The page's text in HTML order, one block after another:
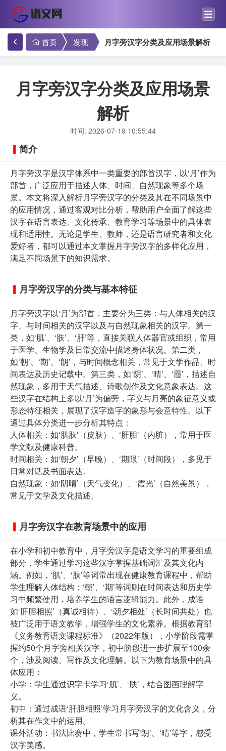
首页 发现 月字旁汉字分类及应用场景解析
月字旁汉字分类及应用场景
解析
时间: 2026-07-19 10:55:44
简介
月字旁汉字是汉字体系中一类重要的部首汉字，以‘月’作为
部首，广泛应用于描述人体、时间、自然现象等多个场
景。本文将深入解析月字旁汉字的分类及其在不同场景中
的应用情况，通过客观对比分析，帮助用户全面了解这些
汉字在语言表达、文化传承、教育学习等场景中的具体表
现和适用性。无论是学生、教师，还是语言研究者和文化
爱好者，都可以通过本文掌握月字旁汉字的多样化应用，
满足不同场景下的知识需求。
月字旁汉字的分类与基本特征
月字旁汉字以‘月’为部首，主要分为三类：与人体相关的汉
字、与时间相关的汉字以及与自然现象相关的汉字。第一
类，如‘肌’、‘肤’、‘肝’等，直接关联人体器官或组织，常用
于医学、生物学及日常交流中描述身体状况。第二类，
如‘朝’、‘期’、‘朗’，与时间概念相关，常见于文学作品、时
间表达及历史记载中。第三类，如‘阴’、‘晴’、‘霞’，描述自
然现象，多用于天气描述、诗歌创作及文化意象表达。这
些汉字在结构上多以‘月’为偏旁，字义与月亮的象征意义或
形态特征相关，展现了汉字造字的象形与会意特性。以下
通过具体分类进一步分析其特点：
人体相关：如‘肌肤’（皮肤）、‘肝胆’（内脏），常用于医
学文献及健康科普。
时间相关：如‘朝夕’（早晚）、‘期限’（时间段），多见于
日常对话及书面表达。
自然现象：如‘阴晴’（天气变化）、‘霞光’（自然美景），
常见于文学及文化描述。
月字旁汉字在教育场景中的应用
在小学和初中教育中，月字旁汉字是语文学习的重要组成
部分，学生通过学习这些汉字掌握基础词汇及其文化内
涵。例如，‘肌’、‘肤’等词常出现在健康教育课程中，帮助
学生理解人体结构；‘朝’、‘期’等词则在时间表达和历史学
习中频繁使用，培养学生的语言逻辑能力。此外，成语
如‘肝胆相照’（真诚相待）、‘朝夕相处’（长时间共处）也
被广泛用于语文教学，增强学生的文化素养。根据教育部
《义务教育语文课程标准》（2022年版），小学阶段需掌
握约50个月字旁相关汉字，初中阶段进一步扩展至100余
个，涉及阅读、写作及文化理解。以下为教育场景中的具
体应用：
小学：学生通过识字卡学习‘肌’、‘肤’，结合图画理解字
义。
初中：通过成语‘肝胆相照’学习月字旁汉字的文化含义，分
析其在作文中的运用。
课外活动：书法比赛中，学生常书写‘朗’、‘晴’等字，感受
汉字美感。